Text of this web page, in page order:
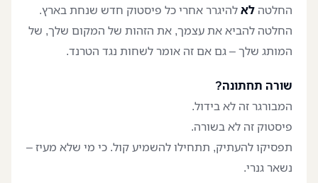
החלטה לאלהיגרר אחרי כל פיסטוק חדש שנחת בארץ.
החלטה להביא את עצמך, את הזהות של המקום שלך, של
המותג שלך – גם אם זה אומר לשחות נגד הטרנד.
שורה תחתונה?
המבורגר זה לא בידול.
פיסטוק זה לא בשורה.
תפסיקו להעתיק, תתחילו להשמיע קול. כי מי שלא מעיז –
נשאר גנרי.